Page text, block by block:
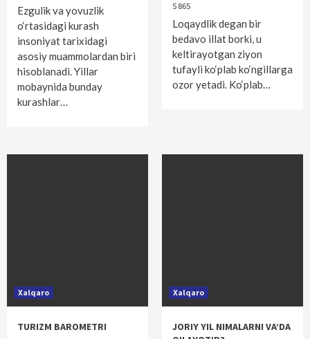
Ezgulik va yovuzlik
o‘rtasidagi kurash
insoniyat tarixidagi
asosiy muammolardan biri
hisoblanadi. Yillar
mobaynida bunday
kurashlar…
5 865
Loqaydlik degan bir
bedavo illat borki, u
keltirayotgan ziyon
tufayli ko‘plab ko‘ngillarga
ozor yetadi. Ko‘plab…
Xalqaro
TURIZM BAROMETRI
Xalqaro
JORIY YIL NIMALARNI VA’DA